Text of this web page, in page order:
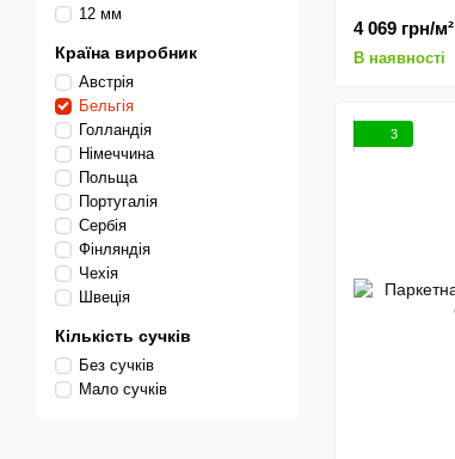
4 069 грн/м²
В наявності
3
12 мм
Країна виробник
Австрія
Бельгія
Голландія
Німеччина
Польща
Португалія
Сербія
Фінляндія
Чехія
Швеція
Кількість сучків
Без сучків
Мало сучків